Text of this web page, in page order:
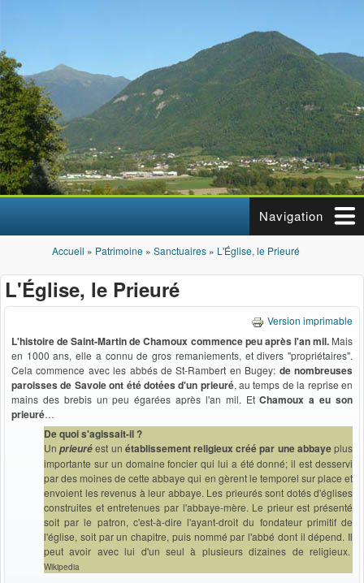
Navigation
Vous êtes ici
Accueil » Patrimoine » Sanctuaires » L'Église, le Prieuré
L'Église, le Prieuré
Version imprimable
L'histoire de Saint-Martin de Chamoux commence peu après l'an mil. Mais
en 1000 ans, elle a connu de gros remaniements, et divers "propriétaires".
Cela commence avec les abbés de St-Rambert en Bugey: de nombreuses
paroisses de Savoie ont été dotées d'un prieuré, au temps de la reprise en
mains des brebis un peu égarées après l'an mil. EtChamoux a eu son
prieuré…
De quoi s'agissait-il ?
Unprieuréest un établissement religieux créé par une abbayeplus
importante sur un domaine foncier qui lui a été donné; il est desservi
par des moines de cette abbaye qui en gèrent le temporel sur place et
envoient les revenus à leur abbaye. Les prieurés sont dotés d'églises
construites et entretenues par l'abbaye-mère. Le prieur est présenté
soit par le patron, c'est-à-dire l'ayant-droit du fondateur primitif de
l'église, soit par un chapitre, puis nommé par l'abbé dont il dépend. Il
peut avoir avec lui d'un seul à plusieurs dizaines de religieux.
Wikipedia